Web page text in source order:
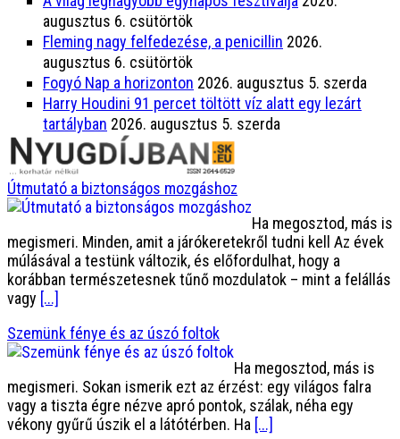
augusztus 6. csütörtök
Fleming nagy felfedezése, a penicillin 2026.
augusztus 6. csütörtök
Fogyó Nap a horizonton 2026. augusztus 5. szerda
Harry Houdini 91 percet töltött víz alatt egy lezárt
tartályban 2026. augusztus 5. szerda
Útmutató a biztonságos mozgáshoz
Ha megosztod, más is
megismeri. Minden, amit a járókeretekről tudni kell Az évek
múlásával a testünk változik, és előfordulhat, hogy a
korábban természetesnek tűnő mozdulatok – mint a felállás
vagy [...]
Szemünk fénye és az úszó foltok
Ha megosztod, más is
megismeri. Sokan ismerik ezt az érzést: egy világos falra
vagy a tiszta égre nézve apró pontok, szálak, néha egy
vékony gyűrű úszik el a látótérben. Ha [...]